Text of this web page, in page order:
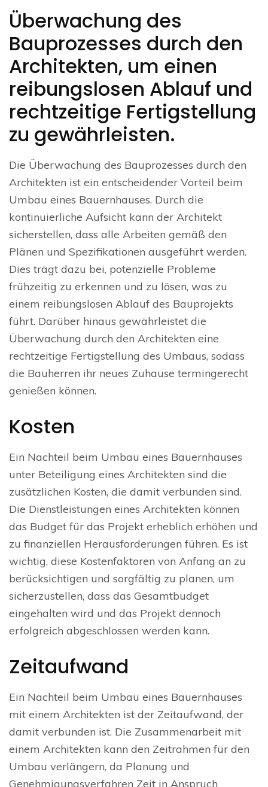
Überwachung des
Bauprozesses durch den
Architekten, um einen
reibungslosen Ablauf und
rechtzeitige Fertigstellung
zu gewährleisten.
Die Überwachung des Bauprozesses durch den
Architekten ist ein entscheidender Vorteil beim
Umbau eines Bauernhauses. Durch die
kontinuierliche Aufsicht kann der Architekt
sicherstellen, dass alle Arbeiten gemäß den
Plänen und Spezifikationen ausgeführt werden.
Dies trägt dazu bei, potenzielle Probleme
frühzeitig zu erkennen und zu lösen, was zu
einem reibungslosen Ablauf des Bauprojekts
führt. Darüber hinaus gewährleistet die
Überwachung durch den Architekten eine
rechtzeitige Fertigstellung des Umbaus, sodass
die Bauherren ihr neues Zuhause termingerecht
genießen können.
Kosten
Ein Nachteil beim Umbau eines Bauernhauses
unter Beteiligung eines Architekten sind die
zusätzlichen Kosten, die damit verbunden sind.
Die Dienstleistungen eines Architekten können
das Budget für das Projekt erheblich erhöhen und
zu finanziellen Herausforderungen führen. Es ist
wichtig, diese Kostenfaktoren von Anfang an zu
berücksichtigen und sorgfältig zu planen, um
sicherzustellen, dass das Gesamtbudget
eingehalten wird und das Projekt dennoch
erfolgreich abgeschlossen werden kann.
Zeitaufwand
Ein Nachteil beim Umbau eines Bauernhauses
mit einem Architekten ist der Zeitaufwand, der
damit verbunden ist. Die Zusammenarbeit mit
einem Architekten kann den Zeitrahmen für den
Umbau verlängern, da Planung und
Genehmigungsverfahren Zeit in Anspruch